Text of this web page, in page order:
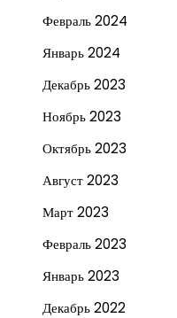
Февраль 2024
Январь 2024
Декабрь 2023
Ноябрь 2023
Октябрь 2023
Август 2023
Март 2023
Февраль 2023
Январь 2023
Декабрь 2022